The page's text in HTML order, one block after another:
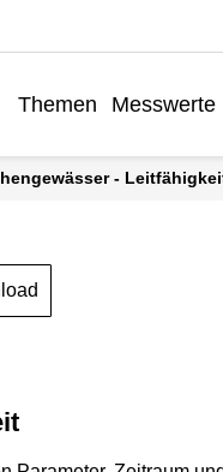
Themen Messwerte
-